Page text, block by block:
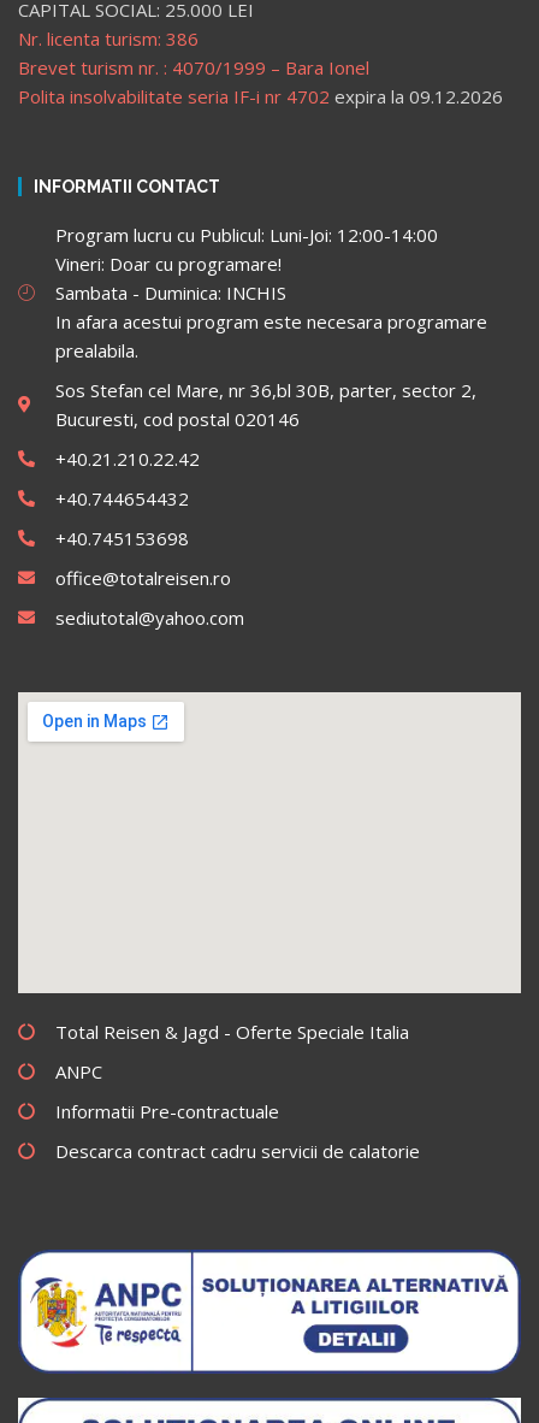
CAPITAL SOCIAL: 25.000 LEI
Nr. licenta turism: 386
Brevet turism nr. : 4070/1999 – Bara Ionel
Polita insolvabilitate seria IF-i nr 4702 expira la 09.12.2026
INFORMATII CONTACT
Program lucru cu Publicul: Luni-Joi: 12:00-14:00
Vineri: Doar cu programare!
Sambata - Duminica: INCHIS
In afara acestui program este necesara programare
prealabila.
Sos Stefan cel Mare, nr 36,bl 30B, parter, sector 2,
Bucuresti, cod postal 020146
+40.21.210.22.42
+40.744654432
+40.745153698
office@totalreisen.ro
sediutotal@yahoo.com
Total Reisen & Jagd - Oferte Speciale Italia
ANPC
Informatii Pre-contractuale
Descarca contract cadru servicii de calatorie